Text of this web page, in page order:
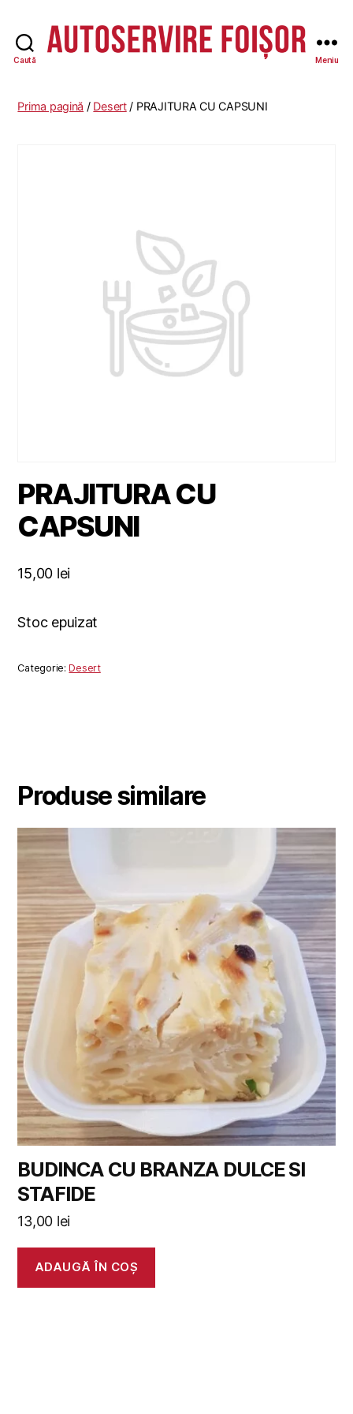
Caută Meniu
Prima pagină / Desert/ PRAJITURA CU CAPSUNI
PRAJITURA CU
CAPSUNI
15,00 lei
Stoc epuizat
Categorie:Desert
Produse similare
BUDINCA CU BRANZA DULCE SI
STAFIDE
13,00 lei
ADAUGĂ ÎN COȘ